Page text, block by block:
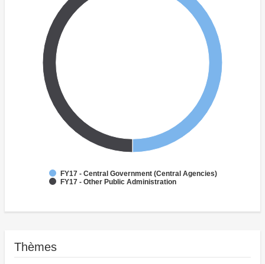
FY17 - Central Government (Central Agencies)
FY17 - Other Public Administration
Thèmes